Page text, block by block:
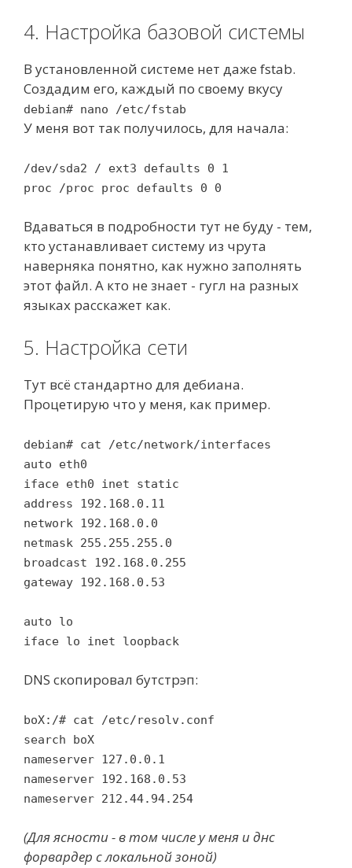
4. Настройка базовой системы
В установленной системе нет даже fstab.
Создадим его, каждый по своему вкусу
debian# nano /etc/fstab
У меня вот так получилось, для начала:
/dev/sda2 / ext3 defaults 0 1
proc /proc proc defaults 0 0
Вдаваться в подробности тут не буду - тем,
кто устанавливает систему из чрута
наверняка понятно, как нужно заполнять
этот файл. А кто не знает - гугл на разных
языках расскажет как.
5. Настройка сети
Тут всё стандартно для дебиана.
Процетирую что у меня, как пример.
debian# cat /etc/network/interfaces
auto eth0
iface eth0 inet static
address 192.168.0.11
network 192.168.0.0
netmask 255.255.255.0
broadcast 192.168.0.255
gateway 192.168.0.53
auto lo
iface lo inet loopback
DNS скопировал бутстрэп:
boX:/# cat /etc/resolv.conf
search boX
nameserver 127.0.0.1
nameserver 192.168.0.53
nameserver 212.44.94.254
(Для ясности - в том числе у меня и днс
форвардер с локальной зоной)